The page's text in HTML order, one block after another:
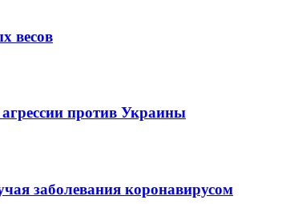
весов
против Украины
заболевания коронавирусом